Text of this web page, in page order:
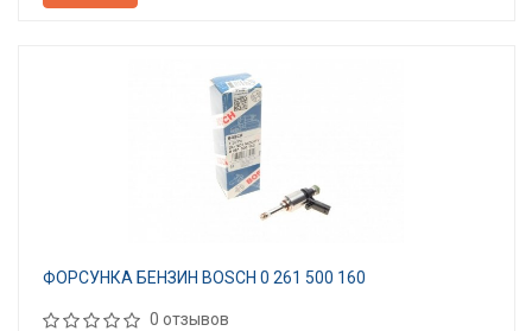
ФОРСУНКА БЕНЗИН BOSCH 0 261 500 160
0 отзывов